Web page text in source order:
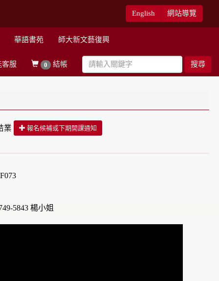
English 網站導覽
華語書苑 師大新文藝復興
搜尋
0 結帳
服
業 報名候補或下期開課通知
5843 楊小姐